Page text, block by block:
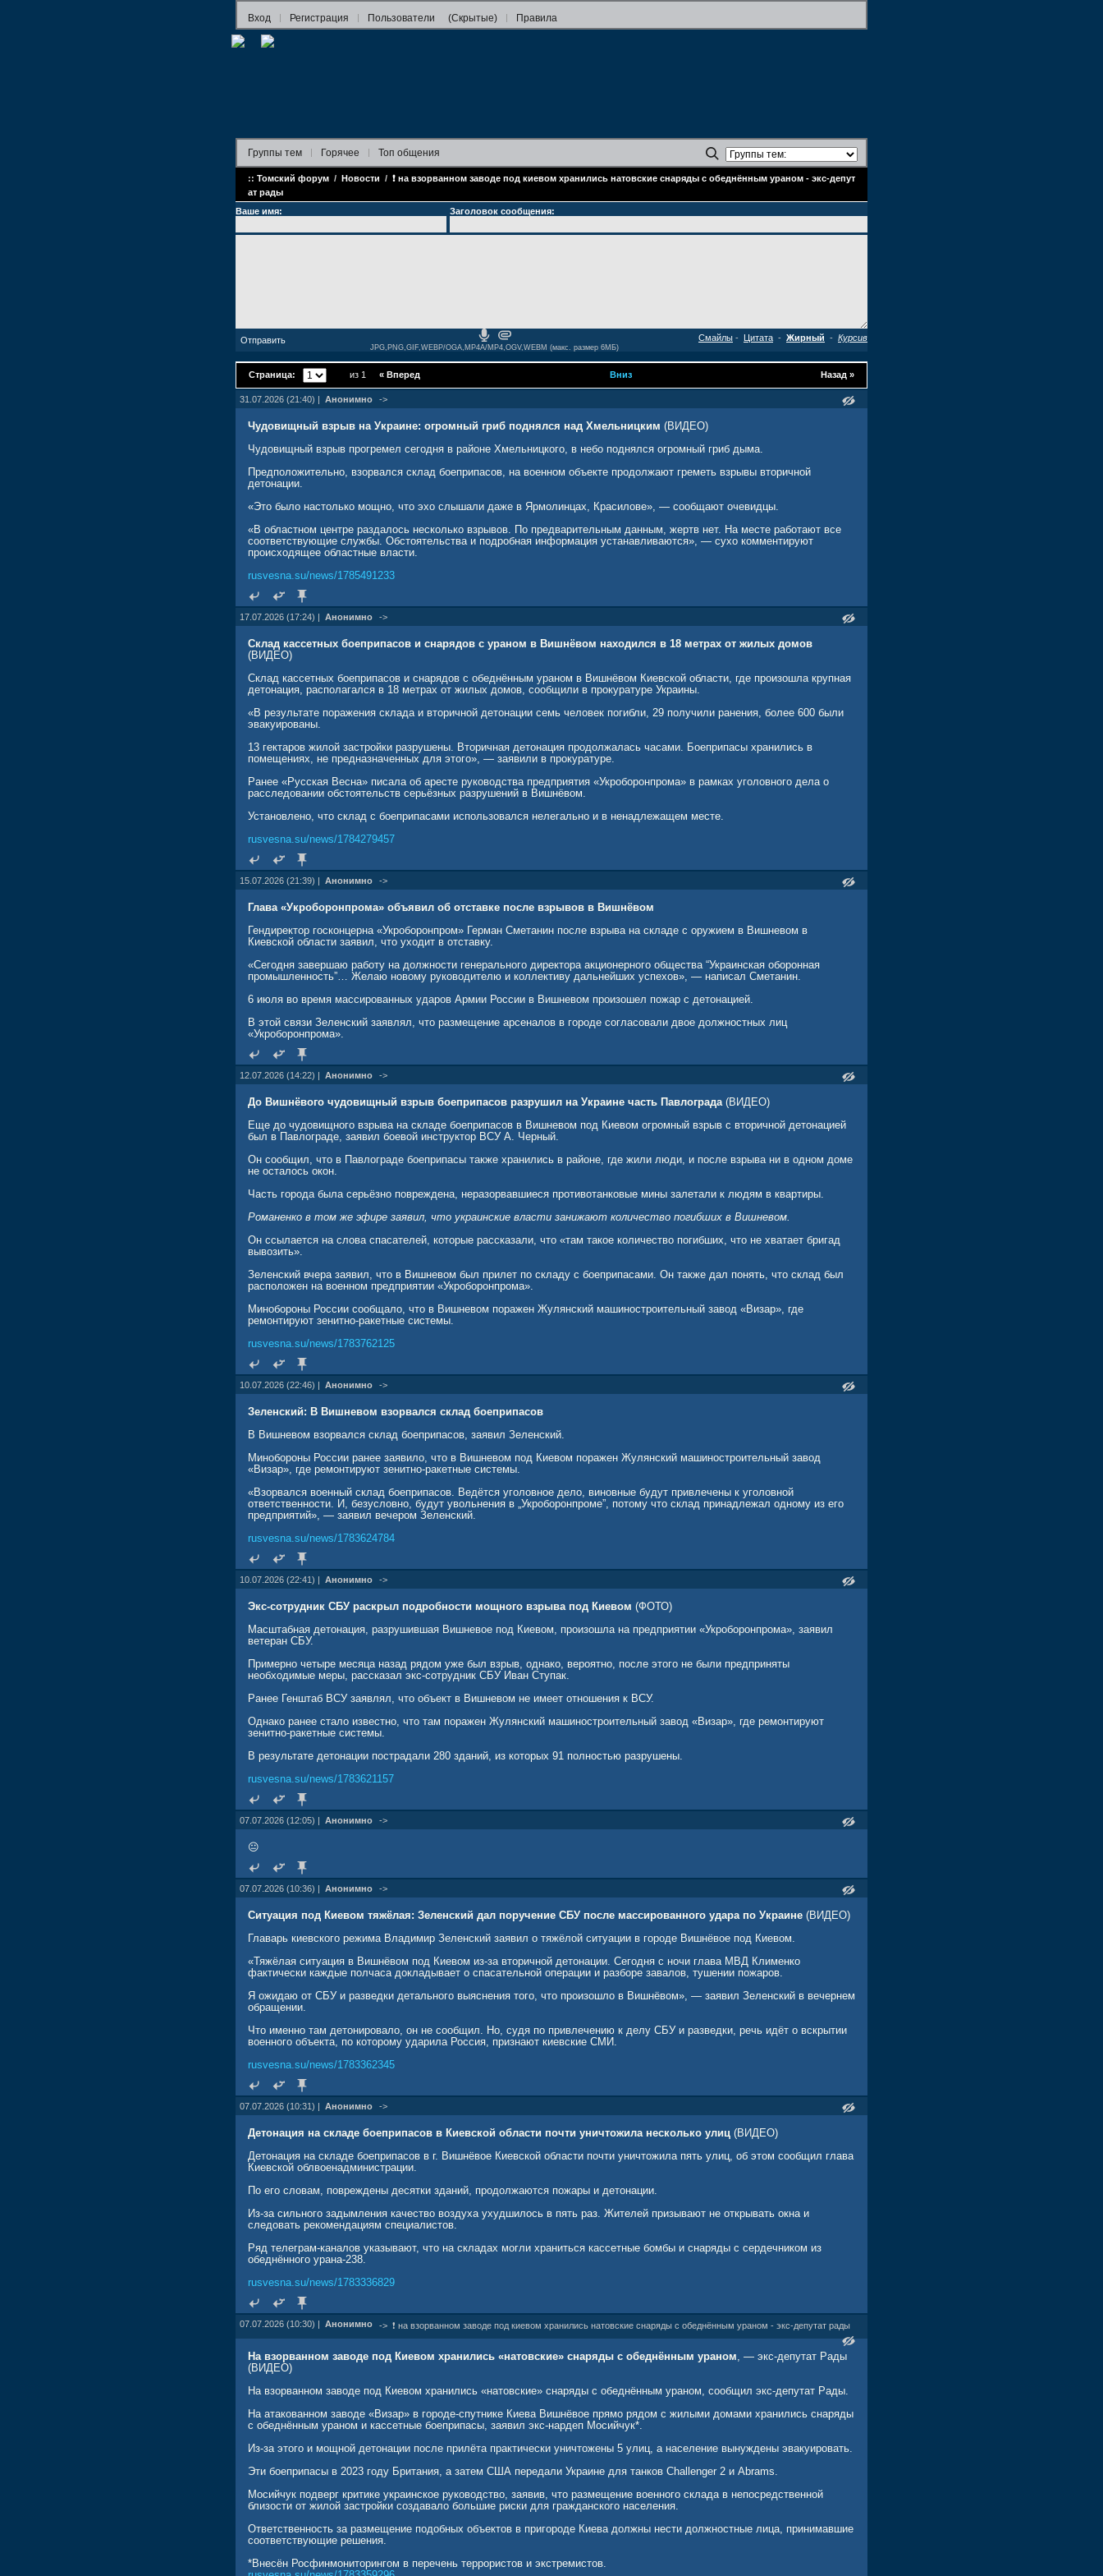
Вход Регистрация Пользователи (Скрытые) Правила
Группы тем Горячее Топ общения
:: Томский форум / Новости / ❗ на взорванном заводе под киевом хранились натовские снаряды с обеднённым ураном - экс-депут
ат рады
Ваше имя:
Заголовок сообщения:
- Цитата - Жирный - Курсив
Смайлы
JPG,PNG,GIF,WEBP/OGA,MP4A/MP4,OGV,WEBM (макс. размер 6МБ)
Страница: из 1 Назад »
« Вперед Вниз
31.07.2026 (21:40) | Анонимно ->
Чудовищный взрыв на Украине: огромный гриб поднялся над Хмельницким (ВИДЕО)
Чудовищный взрыв прогремел сегодня в районе Хмельницкого, в небо поднялся огромный гриб дыма.
Предположительно, взорвался склад боеприпасов, на военном объекте продолжают греметь взрывы вторичной
детонации.
«Это было настолько мощно, что эхо слышали даже в Ярмолинцах, Красилове», — сообщают очевидцы.
«В областном центре раздалось несколько взрывов. По предварительным данным, жертв нет. На месте работают все
соответствующие службы. Обстоятельства и подробная информация устанавливаются», — сухо комментируют
происходящее областные власти.
rusvesna.su/news/1785491233
17.07.2026 (17:24) | Анонимно ->
Склад кассетных боеприпасов и снарядов с ураном в Вишнёвом находился в 18 метрах от жилых домов
(ВИДЕО)
Склад кассетных боеприпасов и снарядов с обеднённым ураном в Вишнёвом Киевской области, где произошла крупная
детонация, располагался в 18 метрах от жилых домов, сообщили в прокуратуре Украины.
«В результате поражения склада и вторичной детонации семь человек погибли, 29 получили ранения, более 600 были
эвакуированы.
13 гектаров жилой застройки разрушены. Вторичная детонация продолжалась часами. Боеприпасы хранились в
помещениях, не предназначенных для этого», — заявили в прокуратуре.
Ранее «Русская Весна» писала об аресте руководства предприятия «Укроборонпрома» в рамках уголовного дела о
расследовании обстоятельств серьёзных разрушений в Вишнёвом.
Установлено, что склад с боеприпасами использовался нелегально и в ненадлежащем месте.
rusvesna.su/news/1784279457
15.07.2026 (21:39) | Анонимно ->
Глава «Укроборонпрома» объявил об отставке после взрывов в Вишнёвом
Гендиректор госконцерна «Укроборонпром» Герман Сметанин после взрыва на складе с оружием в Вишневом в
Киевской области заявил, что уходит в отставку.
«Сегодня завершаю работу на должности генерального директора акционерного общества “Украинская оборонная
промышленность”… Желаю новому руководителю и коллективу дальнейших успехов», — написал Сметанин.
6 июля во время массированных ударов Армии России в Вишневом произошел пожар с детонацией.
В этой связи Зеленский заявлял, что размещение арсеналов в городе согласовали двое должностных лиц
«Укроборонпрома».
12.07.2026 (14:22) | Анонимно ->
До Вишнёвого чудовищный взрыв боеприпасов разрушил на Украине часть Павлограда(ВИДЕО)
Еще до чудовищного взрыва на складе боеприпасов в Вишневом под Киевом огромный взрыв с вторичной детонацией
был в Павлограде, заявил боевой инструктор ВСУ А. Черный.
Он сообщил, что в Павлограде боеприпасы также хранились в районе, где жили люди, и после взрыва ни в одном доме
не осталось окон.
Часть города была серьёзно повреждена, неразорвавшиеся противотанковые мины залетали к людям в квартиры.
Романенко в том же эфире заявил, что украинские власти занижают количество погибших в Вишневом.
Он ссылается на слова спасателей, которые рассказали, что «там такое количество погибших, что не хватает бригад
вывозить».
Зеленский вчера заявил, что в Вишневом был прилет по складу с боеприпасами. Он также дал понять, что склад был
расположен на военном предприятии «Укроборонпрома».
Минобороны России сообщало, что в Вишневом поражен Жулянский машиностроительный завод «Визар», где
ремонтируют зенитно-ракетные системы.
rusvesna.su/news/1783762125
10.07.2026 (22:46) | Анонимно ->
Зеленский: В Вишневом взорвался склад боеприпасов
В Вишневом взорвался склад боеприпасов, заявил Зеленский.
Минобороны России ранее заявило, что в Вишневом под Киевом поражен Жулянский машиностроительный завод
«Визар», где ремонтируют зенитно-ракетные системы.
«Взорвался военный склад боеприпасов. Ведётся уголовное дело, виновные будут привлечены к уголовной
ответственности. И, безусловно, будут увольнения в „Укроборонпроме”, потому что склад принадлежал одному из его
предприятий», — заявил вечером Зеленский.
rusvesna.su/news/1783624784
10.07.2026 (22:41) | Анонимно ->
Экс-сотрудник СБУ раскрыл подробности мощного взрыва под Киевом (ФОТО)
Масштабная детонация, разрушившая Вишневое под Киевом, произошла на предприятии «Укроборонпрома», заявил
ветеран СБУ.
Примерно четыре месяца назад рядом уже был взрыв, однако, вероятно, после этого не были предприняты
необходимые меры, рассказал экс-сотрудник СБУ Иван Ступак.
Ранее Генштаб ВСУ заявлял, что объект в Вишневом не имеет отношения к ВСУ.
Однако ранее стало известно, что там поражен Жулянский машиностроительный завод «Визар», где ремонтируют
зенитно-ракетные системы.
В результате детонации пострадали 280 зданий, из которых 91 полностью разрушены.
rusvesna.su/news/1783621157
07.07.2026 (12:05) | Анонимно ->
😐
07.07.2026 (10:36) | Анонимно ->
Ситуация под Киевом тяжёлая: Зеленский дал поручение СБУ после массированного удара по Украине (ВИДЕО)
Главарь киевского режима Владимир Зеленский заявил о тяжёлой ситуации в городе Вишнёвое под Киевом.
«Тяжёлая ситуация в Вишнёвом под Киевом из-за вторичной детонации. Сегодня с ночи глава МВД Клименко
фактически каждые полчаса докладывает о спасательной операции и разборе завалов, тушении пожаров.
Я ожидаю от СБУ и разведки детального выяснения того, что произошло в Вишнёвом», — заявил Зеленский в вечернем
обращении.
Что именно там детонировало, он не сообщил. Но, судя по привлечению к делу СБУ и разведки, речь идёт о вскрытии
военного объекта, по которому ударила Россия, признают киевские СМИ.
rusvesna.su/news/1783362345
07.07.2026 (10:31) | Анонимно ->
Детонация на складе боеприпасов в Киевской области почти уничтожила несколько улиц (ВИДЕО)
Детонация на складе боеприпасов в г. Вишнёвое Киевской области почти уничтожила пять улиц, об этом сообщил глава
Киевской облвоенадминистрации.
По его словам, повреждены десятки зданий, продолжаются пожары и детонации.
Из-за сильного задымления качество воздуха ухудшилось в пять раз. Жителей призывают не открывать окна и
следовать рекомендациям специалистов.
Ряд телеграм-каналов указывают, что на складах могли храниться кассетные бомбы и снаряды с сердечником из
обеднённого урана-238.
rusvesna.su/news/1783336829
07.07.2026 (10:30) | Анонимно -> ❗ на взорванном заводе под киевом хранились натовские снаряды с обеднённым ураном - экс-депутат рады
На взорванном заводе под Киевом хранились «натовские» снаряды с обеднённым ураном, — экс-депутат Рады
(ВИДЕО)
На взорванном заводе под Киевом хранились «натовские» снаряды с обеднённым ураном, сообщил экс-депутат Рады.
На атакованном заводе «Визар» в городе-спутнике Киева Вишнёвое прямо рядом с жилыми домами хранились снаряды
с обеднённым ураном и кассетные боеприпасы, заявил экс-нардеп Мосийчук*.
Из-за этого и мощной детонации после прилёта практически уничтожены 5 улиц, а население вынуждены эвакуировать.
Эти боеприпасы в 2023 году Британия, а затем США передали Украине для танков Challenger 2 и Abrams.
Мосийчук подверг критике украинское руководство, заявив, что размещение военного склада в непосредственной
близости от жилой застройки создавало большие риски для гражданского населения.
Ответственность за размещение подобных объектов в пригороде Киева должны нести должностные лица, принимавшие
соответствующие решения.
*Внесён Росфинмониторингом в перечень террористов и экстремистов.